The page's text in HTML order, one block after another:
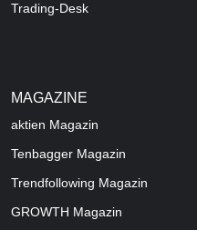
Trading-Desk
MAGAZINE
aktien Magazin
Tenbagger Magazin
Trendfollowing Magazin
GROWTH Magazin